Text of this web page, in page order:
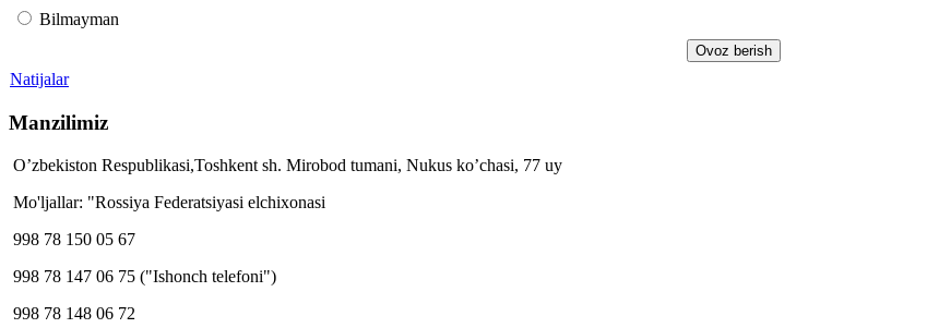
Bilmayman
Natijalar
Manzilimiz
O’zbekiston Respublikasi,Toshkent sh. Mirobod tumani, Nukus ko’chasi, 77 uy
Mo'ljallar: "Rossiya Federatsiyasi elchixonasi
998 78 150 05 67
998 78 147 06 75 ("Ishonch telefoni")
998 78 148 06 72